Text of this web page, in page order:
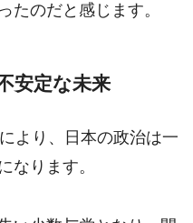
たのだと感じます。
安定な未来
より、日本の政治は一
なります。